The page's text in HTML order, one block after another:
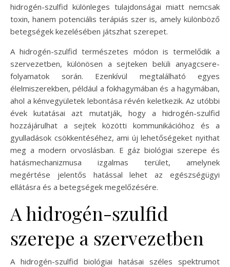
hidrogén-szulfid különleges tulajdonságai miatt nemcsak
toxin, hanem potenciális terápiás szer is, amely különböző
betegségek kezelésében játszhat szerepet.
A hidrogén-szulfid természetes módon is termelődik a
szervezetben, különösen a sejteken belüli anyagcsere-
folyamatok során. Ezenkívül megtalálható egyes
élelmiszerekben, például a fokhagymában és a hagymában,
ahol a kénvegyületek lebontása révén keletkezik. Az utóbbi
évek kutatásai azt mutatják, hogy a hidrogén-szulfid
hozzájárulhat a sejtek közötti kommunikációhoz és a
gyulladások csökkentéséhez, ami új lehetőségeket nyithat
meg a modern orvoslásban. E gáz biológiai szerepe és
hatásmechanizmusa izgalmas terület, amelynek
megértése jelentős hatással lehet az egészségügyi
ellátásra és a betegségek megelőzésére.
A hidrogén-szulfid
szerepe a szervezetben
A hidrogén-szulfid biológiai hatásai széles spektrumot